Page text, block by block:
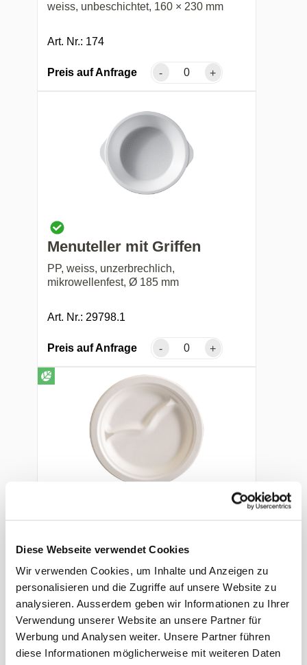
Diese Webseite verwendet Cookies
Wir verwenden Cookies, um Inhalte und Anzeigen zu
personalisieren und die Zugriffe auf unsere Website zu
analysieren. Ausserdem geben wir Informationen zu Ihrer
Verwendung unserer Website an unsere Partner für
Werbung und Analysen weiter. Unsere Partner führen
diese Informationen möglicherweise mit weiteren Daten
weiss, unbeschichtet, 160 × 230 mm
Art. Nr.: 174
Preis auf Anfrage - +
Menuteller mit Griffen
PP, weiss, unzerbrechlich,
mikrowellenfest, Ø 185 mm
Art. Nr.: 29798.1
Preis auf Anfrage - +
Bagasse, weiss, kompostierbar,
Art. Nr.: 33080
Preis auf Anfrage - +